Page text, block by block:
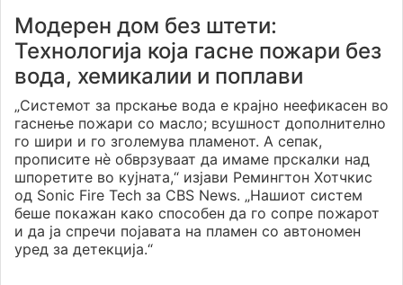
Модерен дом без штети:
Технологија која гасне пожари без
вода, хемикалии и поплави
„Системот за прскање вода е крајно неефикасен во
гаснење пожари со масло; всушност дополнително
го шири и го зголемува пламенот. А сепак,
прописите нѐ обврзуваат да имаме прскалки над
шпоретите во кујната,“ изјави Ремингтон Хотчкис
од Sonic Fire Tech за CBS News. „Нашиот систем
беше покажан како способен да го сопре пожарот
и да ја спречи појавата на пламен со автономен
уред за детекција.“